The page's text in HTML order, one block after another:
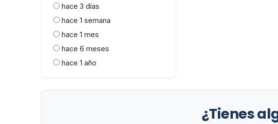
hace 3 días
hace 1 semana
hace 1 mes
hace 6 meses
hace 1 año
¿Tienes